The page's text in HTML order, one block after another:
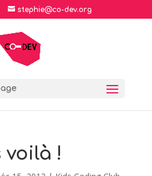
stephie@co-dev.org
voilà !